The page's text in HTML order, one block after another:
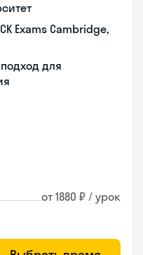
Exams Cambridge,
для
от 1880 ₽ / урок